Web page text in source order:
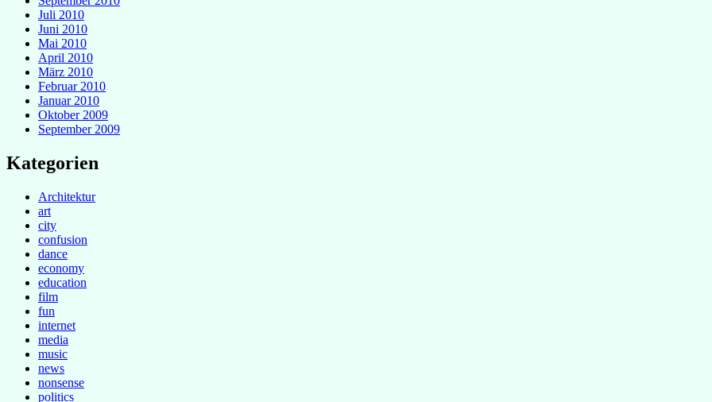
Juli 2010
Juni 2010
Mai 2010
April 2010
März 2010
Februar 2010
Januar 2010
Oktober 2009
September 2009
Kategorien
Architektur
art
city
confusion
dance
economy
education
film
fun
internet
media
music
news
nonsense
politics